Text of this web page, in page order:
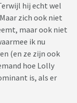
hij echt wel
zich ook niet
maar ook niet
ik nu
(en ze zijn ook
hoe Lolly
is, als er